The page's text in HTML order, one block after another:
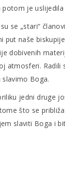
je
se „stari“
put naše
dobivenih
atmosferi.
Boga.
jedni druge
što se
slaviti Boga i